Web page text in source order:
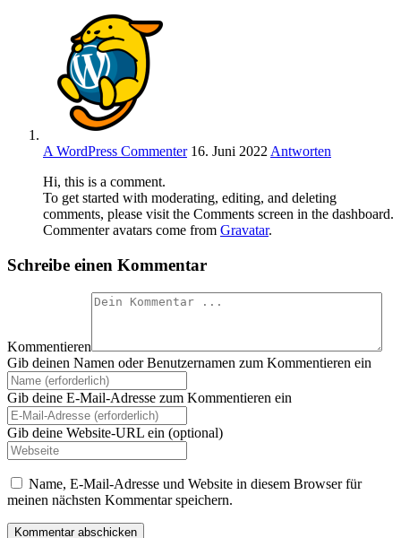
A WordPress Commenter 16. Juni 2022 Antworten
Hi, this is a comment.
To get started with moderating, editing, and deleting
comments, please visit the Comments screen in the dashboard.
Commenter avatars come from Gravatar.
Schreibe einen Kommentar
Kommentieren
Gib deinen Namen oder Benutzernamen zum Kommentieren ein
Gib deine E-Mail-Adresse zum Kommentieren ein
Gib deine Website-URL ein (optional)
Name, E-Mail-Adresse und Website in diesem Browser für
meinen nächsten Kommentar speichern.